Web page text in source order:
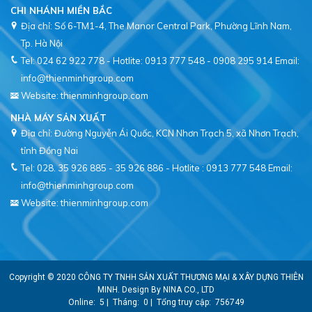
CHI NHÁNH MIỀN BẮC
Địa chỉ: Số 6-TM1-4, The Manor Central Park, Phường Lĩnh Nam,
Tel: 024 62 922 778 - Hotlite: 0913 777 548 - 0908 295 914Email:
info@thienminhgroup.com
Website: thienminhgroup.com
NHÀ MÁY SẢN XUẤT
Địa chỉ: Đường Nguyễn Ái Quốc, KCN Nhơn Trạch 5, xã Nhơn Trạch,
tỉnh Đồng Nai
Tel: 028. 35 926 885 - 35 926 886 - Hotlite : 0913 777 548Email:
info@thienminhgroup.com
Website: thienminhgroup.com
Copyright © 2020 CÔNG TY TNHH SẢN XUẤT THƯƠNG MẠI & XÂY DỰNG THIÊN
MINH . Design By NINA CO., LTD
Online: 5 Tháng: 0 Tổng truy cập: 756749